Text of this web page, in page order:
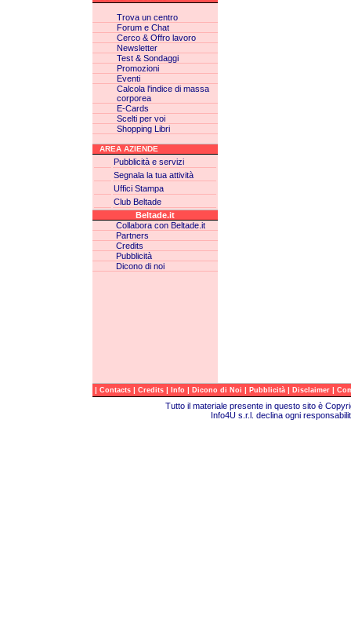
Trova un centro
Forum e Chat
Cerco & Offro lavoro
Newsletter
Test & Sondaggi
Promozioni
Eventi
Calcola l'indice di massa
corporea
E-Cards
Scelti per voi
Shopping Libri
AREA AZIENDE
Pubblicità e servizi
Segnala la tua attività
Uffici Stampa
Club Beltade
Beltade.it
Collabora con Beltade.it
Partners
Credits
Pubblicità
Dicono di noi
| Contacts | Credits | Info | Dicono di Noi | Pubblicità | Disclaimer |
Tutto il materiale presente in questo sito è
Info4U s.r.l. declina ogni